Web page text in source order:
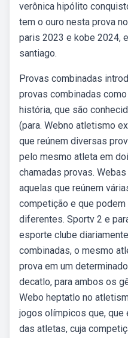
verônica hipólito
tem o ouro nesta prova
paris 2023 e kobe 2024,
santiago.
Provas combinadas
provas combinadas
história, que são
(para. Webno atletismo
que reúnem diversas
pelo mesmo atleta em
chamadas provas.
aquelas que reúnem
competição e que
diferentes. Sportv 2 e
esporte clube
combinadas, o mesmo
prova em um
decatlo, para ambos os
Webo heptatlo no
jogos olímpicos que,
das atletas, cuja